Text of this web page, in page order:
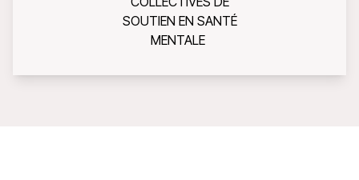
SOUTIEN EN SANTÉ
MENTALE